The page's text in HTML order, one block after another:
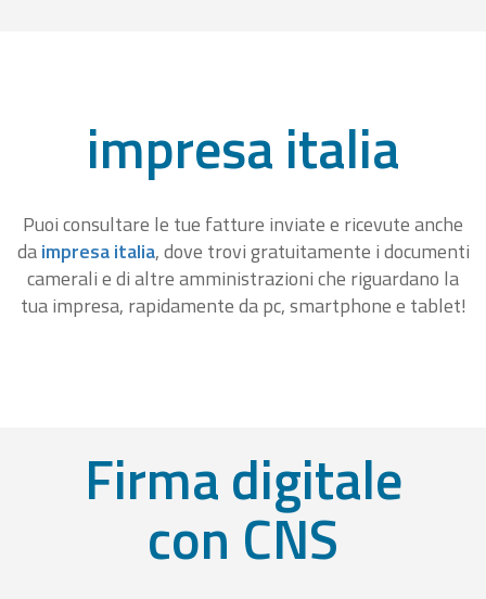
impresa italia
Puoi consultare le tue fatture inviate e ricevute anche
daimpresa italia, dove trovi gratuitamente i documenti
camerali e di altre amministrazioni che riguardano la
tua impresa, rapidamente da pc, smartphone e tablet!
Firma digitale
con CNS